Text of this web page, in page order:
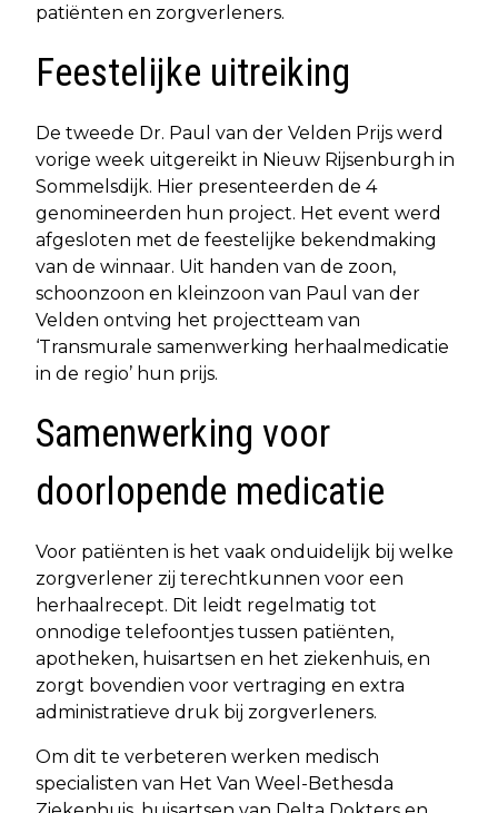
patiënten en zorgverleners.
Feestelijke uitreiking
De tweede Dr. Paul van der Velden Prijs werd
vorige week uitgereikt in Nieuw Rijsenburgh in
Sommelsdijk. Hier presenteerden de 4
genomineerden hun project. Het event werd
afgesloten met de feestelijke bekendmaking
van de winnaar. Uit handen van de zoon,
schoonzoon en kleinzoon van Paul van der
Velden ontving het projectteam van
‘Transmurale samenwerking herhaalmedicatie
in de regio’ hun prijs.
Samenwerking voor
doorlopende medicatie
Voor patiënten is het vaak onduidelijk bij welke
zorgverlener zij terechtkunnen voor een
herhaalrecept. Dit leidt regelmatig tot
onnodige telefoontjes tussen patiënten,
apotheken, huisartsen en het ziekenhuis, en
zorgt bovendien voor vertraging en extra
administratieve druk bij zorgverleners.
Om dit te verbeteren werken medisch
specialisten van Het Van Weel-Bethesda